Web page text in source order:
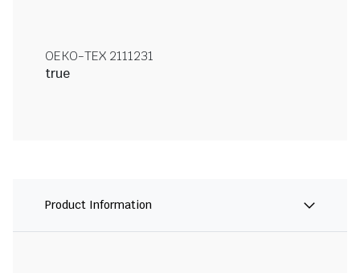
OEKO-TEX 2111231
true
Product Information